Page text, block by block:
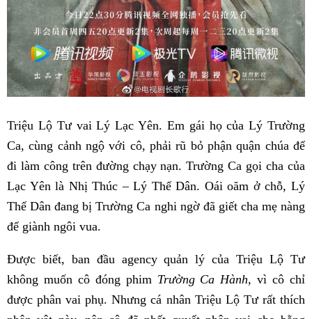
Triệu Lộ Tư vai Lý Lạc Yên. Em gái họ của Lý Trường
Ca, cùng cảnh ngộ với cô, phải rũ bỏ phận quận chúa để
đi làm công trên đường chạy nạn. Trường Ca gọi cha của
Lạc Yên là Nhị Thúc – Lý Thế Dân. Oái oăm ở chỗ, Lý
Thế Dân đang bị Trường Ca nghi ngờ đã giết cha mẹ nàng
để giành ngôi vua.
Được biết, ban đầu agency quản lý của Triệu Lộ Tư
không muốn cô đóng phim Trường Ca Hành, vì cô chỉ
được phân vai phụ. Nhưng cá nhân Triệu Lộ Tư rất thích